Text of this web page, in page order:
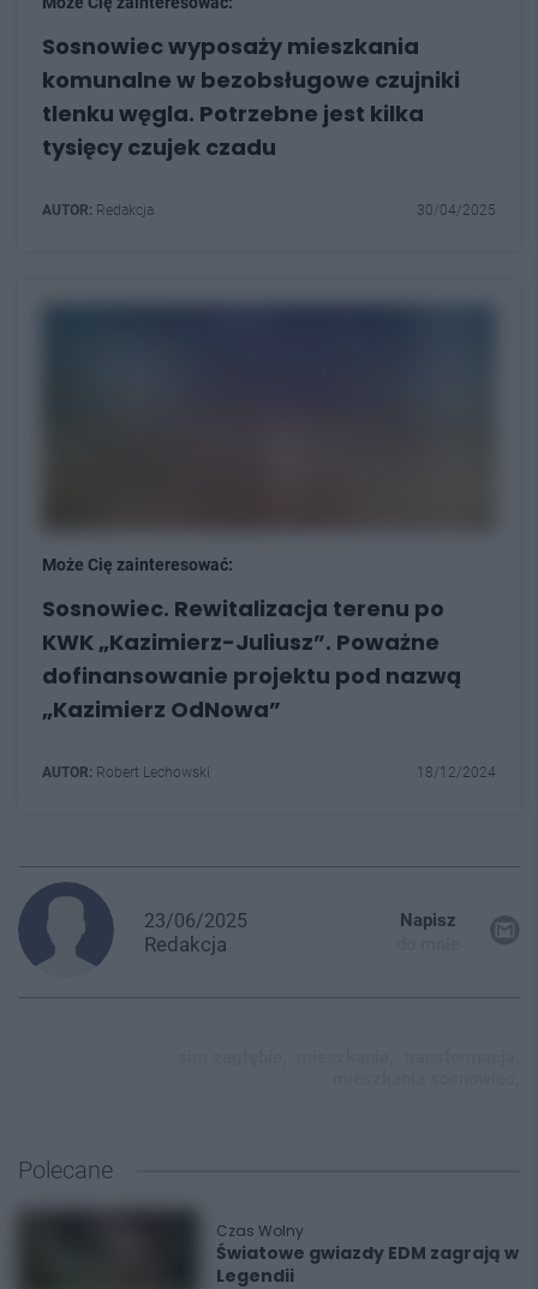
Sosnowiec wyposaży mieszkania
komunalne w bezobsługowe czujniki
tlenku węgla. Potrzebne jest kilka
tysięcy czujek czadu
AUTOR: Redakcja 30/04/2025
Może Cię zainteresować:
Sosnowiec. Rewitalizacja terenu po
KWK „Kazimierz-Juliusz”. Poważne
dofinansowanie projektu pod nazwą
„Kazimierz OdNowa”
AUTOR: Robert Lechowski 18/12/2024
23/06/2025
Redakcja
Napisz
Polecane
Czas Wolny
Światowe gwiazdy EDM zagrają w
Legendii